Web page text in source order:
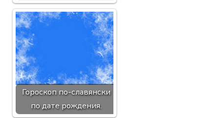
Гороскоп по-славянски
по дате рождения.